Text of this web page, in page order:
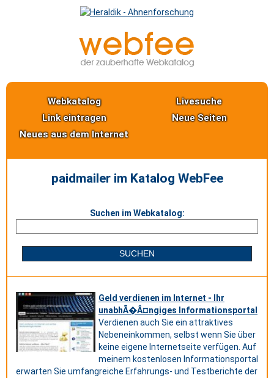
Webkatalog
Livesuche
Link eintragen
Neue Seiten
Neues aus dem Internet
paidmailer im Katalog WebFee
Suchen im Webkatalog:
Geld verdienen im Internet - Ihr
unabhÃ�Â¤ngiges Informationsportal
Verdienen auch Sie ein attraktives
Nebeneinkommen, selbst wenn Sie über
keine eigene Internetseite verfügen. Auf
meinem kostenlosen Informationsportal
erwarten Sie umfangreiche Erfahrungs- und Testberichte der